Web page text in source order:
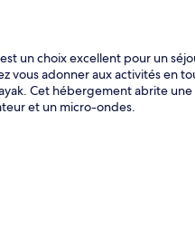
un choix excellent pour un
vous adonner aux activités en
Cet hébergement abrite
et un micro-ondes.